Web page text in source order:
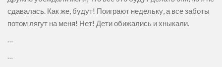
сдавалась. Как же, будут! Поиграют недельку, а все заботы
потом лягут на меня! Нет! Дети обижались и хныкали.
…
…